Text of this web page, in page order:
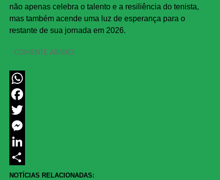
não apenas celebra o talento e a resiliência do tenista,
mas também acende uma luz de esperança para o
restante de sua jornada em 2026.
COMENTE ABAIXO:
WhatsApp
Facebook
Twitter
Messenger
LinkedIn
Share
NOTÍCIAS RELACIONADAS: